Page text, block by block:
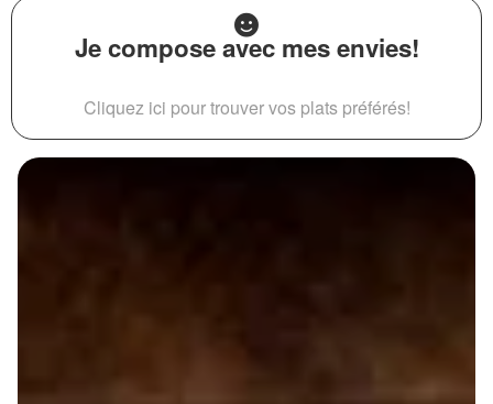
Je compose avec mes envies!
Cliquez ici pour trouver vos plats préférés!